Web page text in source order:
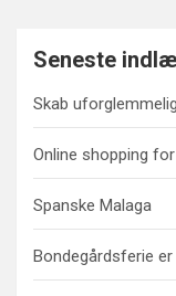
Seneste
Skab
Online shopping
Spanske Malaga
Bondegårdsferie